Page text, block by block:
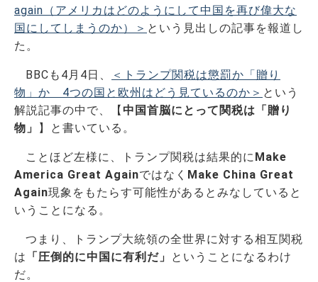
again（アメリカはどのようにして中国を再び偉大な
国にしてしまうのか）＞ という見出しの記事を報道し
た。
BBCも4月4日、
＜トランプ関税は懲罰か「贈り
物」か 4つの国と欧州はどう見ているのか＞ という
解説記事の中で、【 中国首脳にとって関税は「贈り
物」
】と書いている。
ことほど左様に、トランプ関税は結果的に Make
America Great Againではなく Make China Great
Again現象をもたらす可能性があるとみなしていると
いうことになる。
つまり、トランプ大統領の全世界に対する相互関税
は 「圧倒的に中国に有利だ」
ということになるわけ
だ。